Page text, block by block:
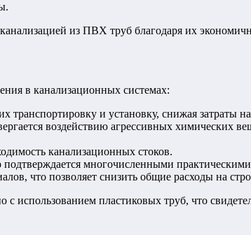
из ПВХ труб благодаря их
в канализационных системах:
транспортировку и установку, снижая затраты
воздействию агрессивных химических
канализационных стоков.
многочисленными
что позволяет снизить общие расходы на
пластиковых труб, что